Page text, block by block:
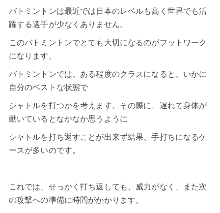
バトミントンは最近では日本のレベルも高く世界でも活
躍する選手が少なくありません。
このバトミントンでとても大切になるのがフットワーク
になります。
バトミントンでは、ある程度のクラスになると、いかに
自分のベストな状態で
シャトルを打つかを考えます。その際に、遅れて身体が
動いているとなかなか思うように
シャトルを打ち返すことが出来ず結果、手打ちになるケ
ースが多いのです。
これでは、せっかく打ち返しても、威力がなく、また次
の攻撃への準備に時間がかかります。